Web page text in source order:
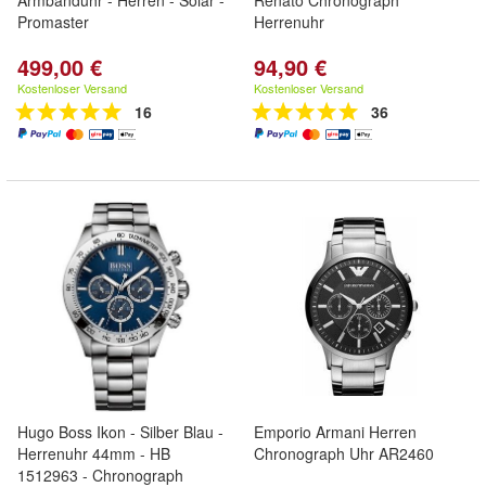
Promaster
499,00 €
Kostenloser Versand
16
Herrenuhr
94,90 €
Kostenloser Versand
36
Hugo Boss Ikon - Silber Blau -
Herrenuhr 44mm - HB
1512963 - Chronograph
Emporio Armani Herren
Chronograph Uhr AR2460